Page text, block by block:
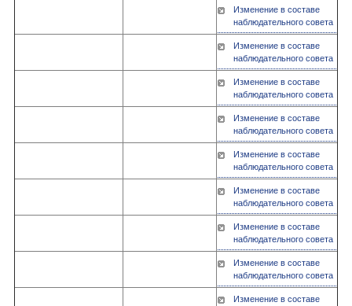
Изменение в составе
наблюдательного совета
Изменение в составе
наблюдательного совета
Изменение в составе
наблюдательного совета
Изменение в составе
наблюдательного совета
Изменение в составе
наблюдательного совета
Изменение в составе
наблюдательного совета
Изменение в составе
наблюдательного совета
Изменение в составе
наблюдательного совета
Изменение в составе